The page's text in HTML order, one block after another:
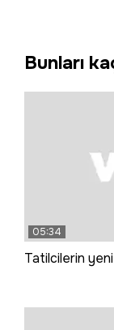
Bunları
05:34
Tatilcilerin yeni